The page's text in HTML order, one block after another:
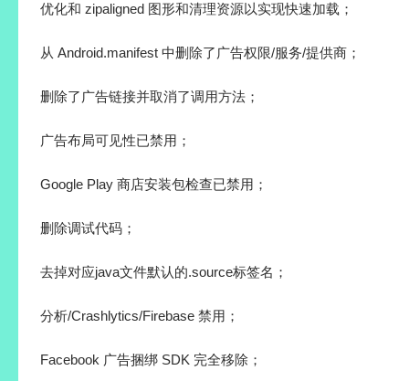
优化和 zipaligned 图形和清理资源以实现快速加载；
从 Android.manifest 中删除了广告权限/服务/提供商；
删除了广告链接并取消了调用方法；
广告布局可见性已禁用；
Google Play 商店安装包检查已禁用；
删除调试代码；
去掉对应java文件默认的.source标签名；
分析/Crashlytics/Firebase 禁用；
Facebook 广告捆绑 SDK 完全移除；